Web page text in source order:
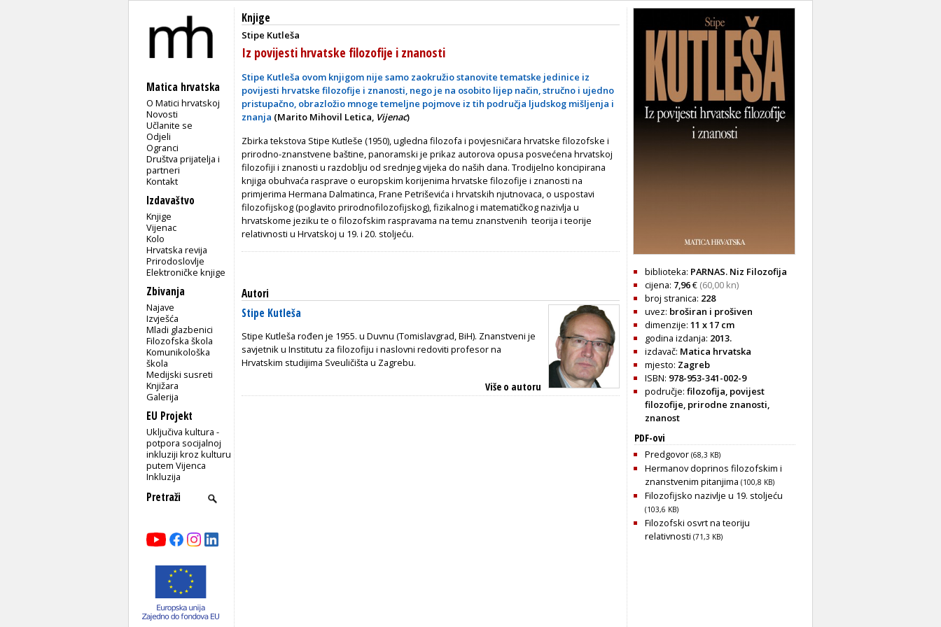
Matica hrvatska
O Matici hrvatskoj
Novosti
Učlanite se
Odjeli
Ogranci
Društva prijatelja i
partneri
Kontakt
Izdavaštvo
Knjige
Vijenac
Kolo
Hrvatska revija
Prirodoslovlje
Elektroničke knjige
Zbivanja
Najave
Izvješća
Mladi glazbenici
Filozofska škola
Komunikološka
škola
Medijski susreti
Knjižara
Galerija
EU Projekt
Uključiva kultura -
potpora socijalnoj
inkluziji kroz kulturu
putem Vijenca
Inkluzija
Knjige
Stipe Kutleša
Iz povijesti hrvatske filozofije i znanosti
Stipe Kutleša ovom knjigom nije samo zaokružio stanovite tematske jedinice iz
povijesti hrvatske filozofije i znanosti, nego je na osobito lijep način, stručno i ujedno
pristupačno, obrazložio mnoge temeljne pojmove iz tih područja ljudskog mišljenja i
znanja (Marito Mihovil Letica, Vijenac)
Zbirka tekstova Stipe Kutleše (1950), ugledna filozofa i povjesničara hrvatske filozofske i
prirodno-znanstvene baštine, panoramski je prikaz autorova opusa posvećena hrvatskoj
filozofiji i znanosti u razdoblju od srednjeg vijeka do naših dana. Trodijelno koncipirana
knjiga obuhvaća rasprave o europskim korijenima hrvatske filozofije i znanosti na
primjerima Hermana Dalmatinca, Frane Petriševića i hrvatskih njutnovaca, o uspostavi
filozofijskog (poglavito prirodnofilozofijskog), fizikalnog i matematičkog nazivlja u
hrvatskome jeziku te o filozofskim raspravama na temu znanstvenih teorija i teorije
relativnosti u Hrvatskoj u 19. i 20. stoljeću.
Autori
Stipe Kutleša
Stipe Kutleša rođen je 1955. u Duvnu (Tomislavgrad, BiH). Znanstveni je
savjetnik u Institutu za filozofiju i naslovni redoviti profesor na
Hrvatskim studijima Sveuličišta u Zagrebu.
Više o autoru
biblioteka: PARNAS. Niz Filozofija
cijena: 7,96€ (60,00 kn)
broj stranica: 228
uvez: broširan i prošiven
dimenzije: 11 x 17 cm
godina izdanja: 2013.
izdavač: Matica hrvatska
mjesto: Zagreb
ISBN: 978-953-341-002-9
područje: filozofija, povijest
filozofije, prirodne znanosti,
znanost
PDF-ovi
Predgovor (68,3 KB)
Hermanov doprinos filozofskim i
znanstvenim pitanjima (100,8 KB)
Filozofijsko nazivlje u 19. stoljeću
(103,6 KB)
Filozofski osvrt na teoriju
relativnosti (71,3 KB)